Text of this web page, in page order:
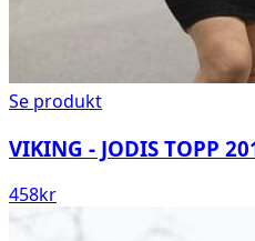
Se produkt
VIKING - JODIS TOPP
458kr